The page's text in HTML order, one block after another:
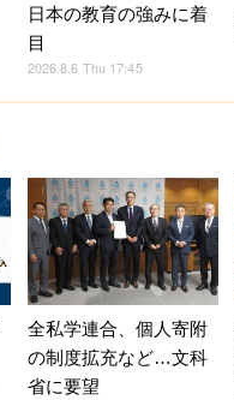
日本の教育の強みに着
目
2026.8.6 Thu 17:45
全私学連合、個人寄附
の制度拡充など…文科
省に要望